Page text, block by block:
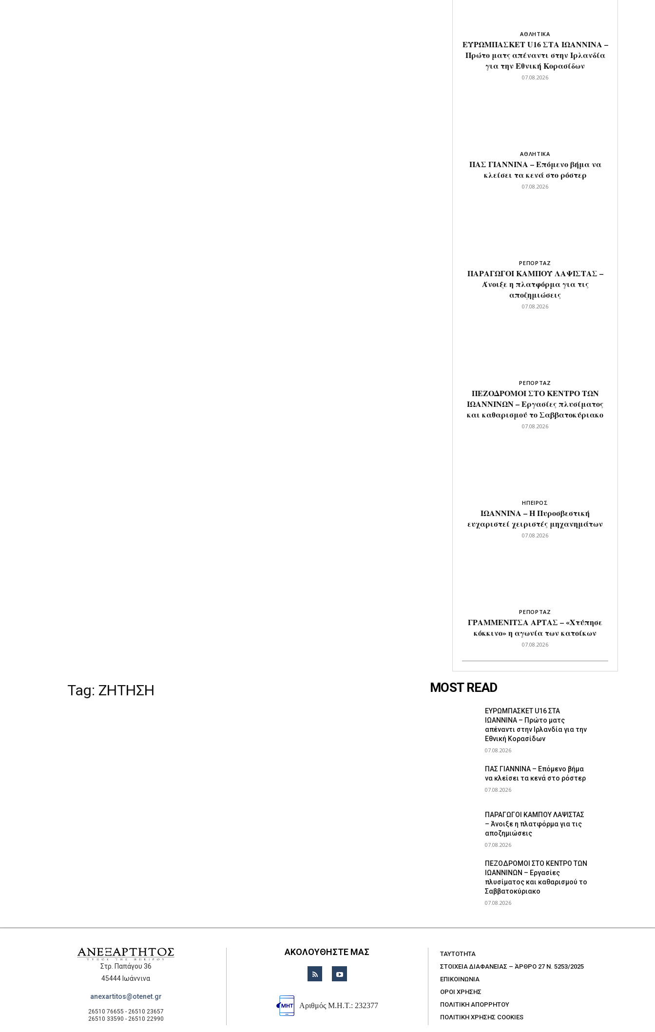
ΑΘΛΗΤΙΚΑ
ΕΥΡΩΜΠΑΣΚΕΤ U16 ΣΤΑ ΙΩΑΝΝΙΝΑ –
Πρώτο ματς απέναντι στην Ιρλανδία
για την Εθνική Κορασίδων
07.08.2026
ΑΘΛΗΤΙΚΑ
ΠΑΣ ΓΙΑΝΝΙΝΑ – Επόμενο βήμα να
κλείσει τα κενά στο ρόστερ
07.08.2026
ΡΕΠΟΡΤΑΖ
ΠΑΡΑΓΩΓΟΙ ΚΑΜΠΟΥ ΛΑΨΙΣΤΑΣ –
Άνοιξε η πλατφόρμα για τις
αποζημιώσεις
07.08.2026
ΡΕΠΟΡΤΑΖ
ΠΕΖΟΔΡΟΜΟΙ ΣΤΟ ΚΕΝΤΡΟ ΤΩΝ
ΙΩΑΝΝΙΝΩΝ – Εργασίες πλυσίματος
και καθαρισμού το Σαββατοκύριακο
07.08.2026
ΗΠΕΙΡΟΣ
ΙΩΑΝΝΙΝΑ – Η Πυροσβεστική
ευχαριστεί χειριστές μηχανημάτων
07.08.2026
ΡΕΠΟΡΤΑΖ
ΓΡΑΜΜΕΝΙΤΣΑ ΑΡΤΑΣ – «Χτύπησε
κόκκινο» η αγωνία των κατοίκων
07.08.2026
Tag: ΖΗΤΗΣΗ MOST READ
ΕΥΡΩΜΠΑΣΚΕΤ U16 ΣΤΑ
ΙΩΑΝΝΙΝΑ – Πρώτο ματς
απέναντι στην Ιρλανδία για την
Εθνική Κορασίδων
07.08.2026
ΠΑΣ ΓΙΑΝΝΙΝΑ – Επόμενο βήμα
να κλείσει τα κενά στο ρόστερ
07.08.2026
ΠΑΡΑΓΩΓΟΙ ΚΑΜΠΟΥ ΛΑΨΙΣΤΑΣ
– Άνοιξε η πλατφόρμα για τις
αποζημιώσεις
07.08.2026
ΠΕΖΟΔΡΟΜΟΙ ΣΤΟ ΚΕΝΤΡΟ ΤΩΝ
ΙΩΑΝΝΙΝΩΝ – Εργασίες
πλυσίματος και καθαρισμού το
Σαββατοκύριακο
07.08.2026
Στρ. Παπάγου 36
45444 Ιωάννινα
anexartitos@otenet.gr
26510 76655 - 26510 23657
26510 33590 - 26510 22990
ΑΚΟΛΟΥΘΗΣΤΕ ΜΑΣ
Αριθμός Μ.Η.Τ.: 232377
TAYTOTHTA
ΣΤΟΙΧΕΙΑ ΔΙΑΦΑΝΕΙΑΣ – ΆΡΘΡΟ 27 Ν. 5253/2025
ΕΠΙΚΟΙΝΩΝΙΑ
ΟΡΟΙ ΧΡΗΣΗΣ
ΠΟΛΙΤΙΚΗ ΑΠΟΡΡΗΤΟΥ
ΠΟΛΙΤΙΚΗ ΧΡΗΣΗΣ COOKIES